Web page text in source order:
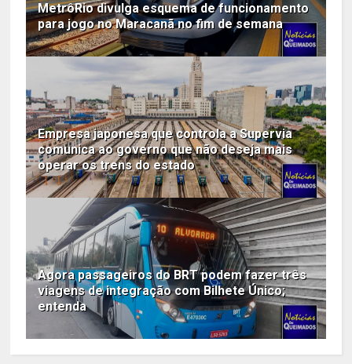
MetrôRio divulga esquema de funcionamento
para jogo no Maracanã no fim de semana
Empresa japonesa que controla a Supervia
comunica ao governo que não deseja mais
operar os trens do estado
Agora passageiros do BRT podem fazer três
viagens de integração com Bilhete Único;
entenda